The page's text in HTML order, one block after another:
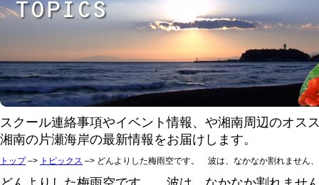
スクール連絡事項やイベント情報、や湘南周辺のオス
湘南の片瀬海岸の最新情報をお届けします。
トップ–> トピックス –> どんよりした梅雨空です。 波は、なかなか割れません